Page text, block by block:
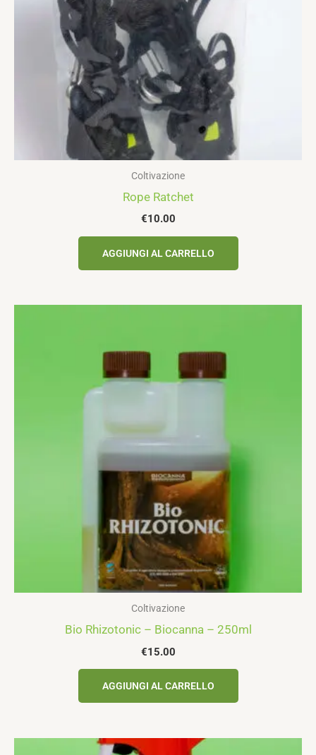
Coltivazione
Rope Ratchet
€10.00
AGGIUNGI AL CARRELLO
Coltivazione
Bio Rhizotonic – Biocanna – 250ml
€15.00
AGGIUNGI AL CARRELLO